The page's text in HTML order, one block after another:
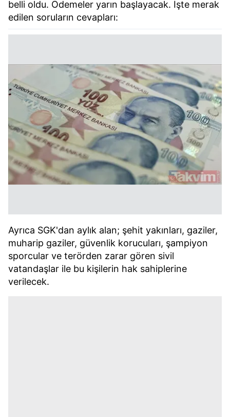
belli oldu. Ödemeler yarın başlayacak. İşte merak
edilen soruların cevapları:
Ayrıca SGK'dan aylık alan; şehit yakınları, gaziler,
muharip gaziler, güvenlik korucuları, şampiyon
sporcular ve terörden zarar gören sivil
vatandaşlar ile bu kişilerin hak sahiplerine
verilecek.